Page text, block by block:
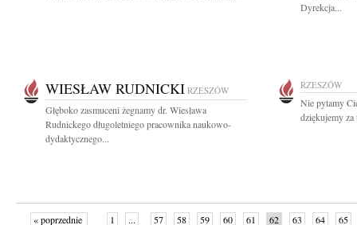
Dyrekcja...
WIESŁAW RUDNICKI RZESZÓW
Głęboko zasmuceni żegnamy dr. Wiesława
Rudnickego długoletniego pracownika naukowo-
dydaktycznego...
RZESZÓW
Nie pytamy
dziękujemy za
« poprzednie 1 ... 57 58 59 60 61 62 63 64 65